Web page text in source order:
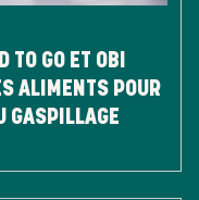
TO GO ET OBI
ALIMENTS POUR
GASPILLAGE